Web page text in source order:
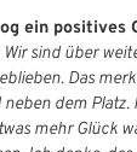
ein positives
sind über
Das
dem
mehr Glück